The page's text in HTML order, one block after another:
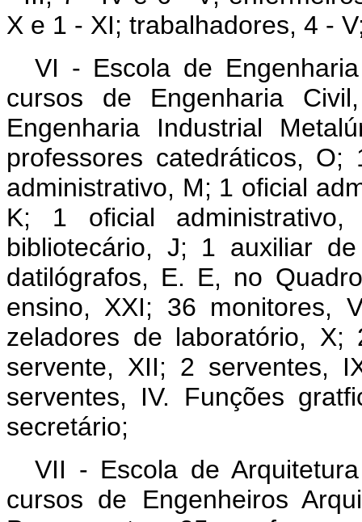
X e 1 - XI; trabalhadores, 4 -
VI - Escola de
cursos de Engenharia
Engenharia Industrial
professores catedráticos,
administrativo, M; 1 oficial
K; 1 oficial
bibliotecário, J; 1 auxiliar
datilógrafos, E. E, no
ensino, XXI; 36 monitores,
zeladores de laboratório,
servente, XII; 2 serventes,
serventes, IV. Funções
secretário;
VII - Escola de
cursos de Engenheiros